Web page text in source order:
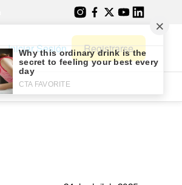
Iniciar Sesión Registrarse